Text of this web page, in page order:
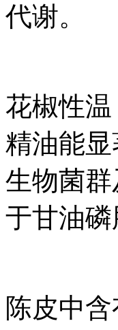
代谢。
花椒性
精油能
生物菌
于甘油
陈皮中